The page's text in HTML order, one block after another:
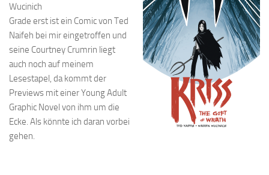
Wucinich
Grade erst ist ein Comic von Ted
Naifeh bei mir eingetroffen und
seine Courtney Crumrin liegt
auch noch auf meinem
Lesestapel, da kommt der
Previews mit einer Young Adult
Graphic Novel von ihm um die
Ecke. Als könnte ich daran vorbei
gehen.